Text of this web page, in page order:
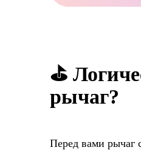
⛳️
рычаг?
Перед вами рычаг